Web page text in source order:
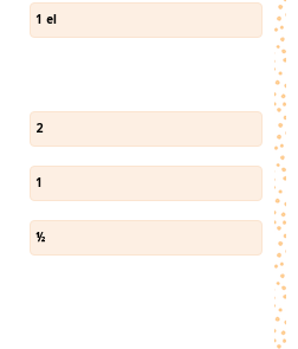
1 el
2
1
½